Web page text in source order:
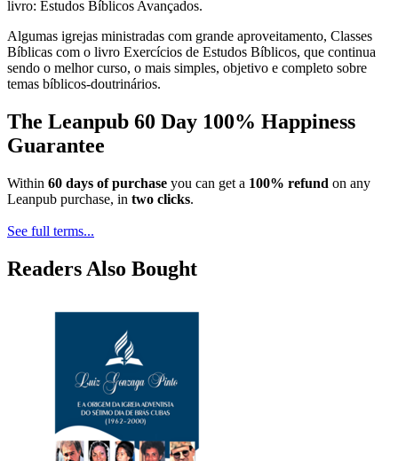
livro: Estudos Bíblicos Avançados.
Algumas igrejas ministradas com grande aproveitamento, Classes
Bíblicas com o livro Exercícios de Estudos Bíblicos, que continua
sendo o melhor curso, o mais simples, objetivo e completo sobre
temas bíblicos-doutrinários.
The Leanpub 60 Day 100% Happiness
Guarantee
Within 60 days of purchase you can get a 100% refund on any
Leanpub purchase, in two clicks.
See full terms...
Readers Also Bought